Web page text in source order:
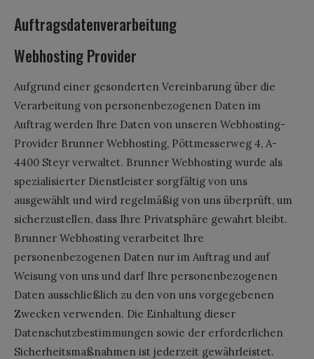
Auftragsdatenverarbeitung
Webhosting Provider
Aufgrund einer gesonderten Vereinbarung über die
Verarbeitung von personenbezogenen Daten im
Auftrag werden Ihre Daten von unseren Webhosting-
Provider Brunner Webhosting, Pöttmesserweg 4, A-
4400 Steyr verwaltet. Brunner Webhosting wurde als
spezialisierter Dienstleister sorgfältig von uns
ausgewählt und wird regelmäßig von uns überprüft, um
sicherzustellen, dass Ihre Privatsphäre gewahrt bleibt.
Brunner Webhosting verarbeitet Ihre
personenbezogenen Daten nur im Auftrag und auf
Weisung von uns und darf Ihre personenbezogenen
Daten ausschließlich zu den von uns vorgegebenen
Zwecken verwenden. Die Einhaltung dieser
Datenschutzbestimmungen sowie der erforderlichen
Sicherheitsmaßnahmen ist jederzeit gewährleistet.